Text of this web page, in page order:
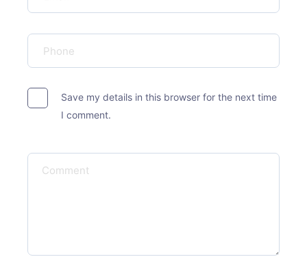
Save my details in this browser for the next time
I comment.